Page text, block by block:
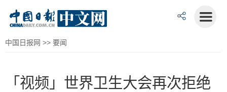
中国日报网 >> 要闻
「视频」世界卫生大会再次拒绝